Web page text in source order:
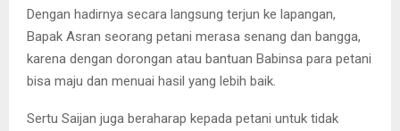
Dengan hadirnya secara langsung terjun ke lapangan,
Bapak Asran seorang petani merasa senang dan bangga,
karena dengan dorongan atau bantuan Babinsa para petani
bisa maju dan menuai hasil yang lebih baik.
Sertu Saijan juga beraharap kepada petani untuk tidak